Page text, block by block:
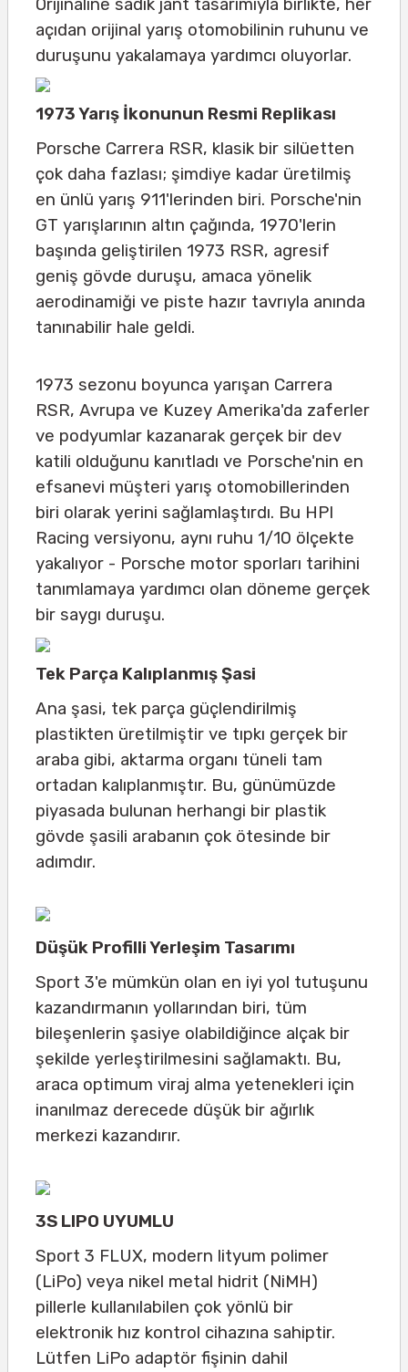
Orijinaline sadık jant tasarımıyla birlikte, her
açıdan orijinal yarış otomobilinin ruhunu ve
duruşunu yakalamaya yardımcı oluyorlar.
1973 Yarış İkonunun Resmi Replikası
Porsche Carrera RSR, klasik bir silüetten
çok daha fazlası; şimdiye kadar üretilmiş
en ünlü yarış 911'lerinden biri. Porsche'nin
GT yarışlarının altın çağında, 1970'lerin
başında geliştirilen 1973 RSR, agresif
geniş gövde duruşu, amaca yönelik
aerodinamiği ve piste hazır tavrıyla anında
tanınabilir hale geldi.
1973 sezonu boyunca yarışan Carrera
RSR, Avrupa ve Kuzey Amerika'da zaferler
ve podyumlar kazanarak gerçek bir dev
katili olduğunu kanıtladı ve Porsche'nin en
efsanevi müşteri yarış otomobillerinden
biri olarak yerini sağlamlaştırdı. Bu HPI
Racing versiyonu, aynı ruhu 1/10 ölçekte
yakalıyor - Porsche motor sporları tarihini
tanımlamaya yardımcı olan döneme gerçek
bir saygı duruşu.
Tek Parça Kalıplanmış Şasi
Ana şasi, tek parça güçlendirilmiş
plastikten üretilmiştir ve tıpkı gerçek bir
araba gibi, aktarma organı tüneli tam
ortadan kalıplanmıştır. Bu, günümüzde
piyasada bulunan herhangi bir plastik
gövde şasili arabanın çok ötesinde bir
adımdır.
Düşük Profilli Yerleşim Tasarımı
Sport 3'e mümkün olan en iyi yol tutuşunu
kazandırmanın yollarından biri, tüm
bileşenlerin şasiye olabildiğince alçak bir
şekilde yerleştirilmesini sağlamaktı. Bu,
araca optimum viraj alma yetenekleri için
inanılmaz derecede düşük bir ağırlık
merkezi kazandırır.
3S LIPO UYUMLU
Sport 3 FLUX, modern lityum polimer
(LiPo) veya nikel metal hidrit (NiMH)
pillerle kullanılabilen çok yönlü bir
elektronik hız kontrol cihazına sahiptir.
Lütfen LiPo adaptör fişinin dahil